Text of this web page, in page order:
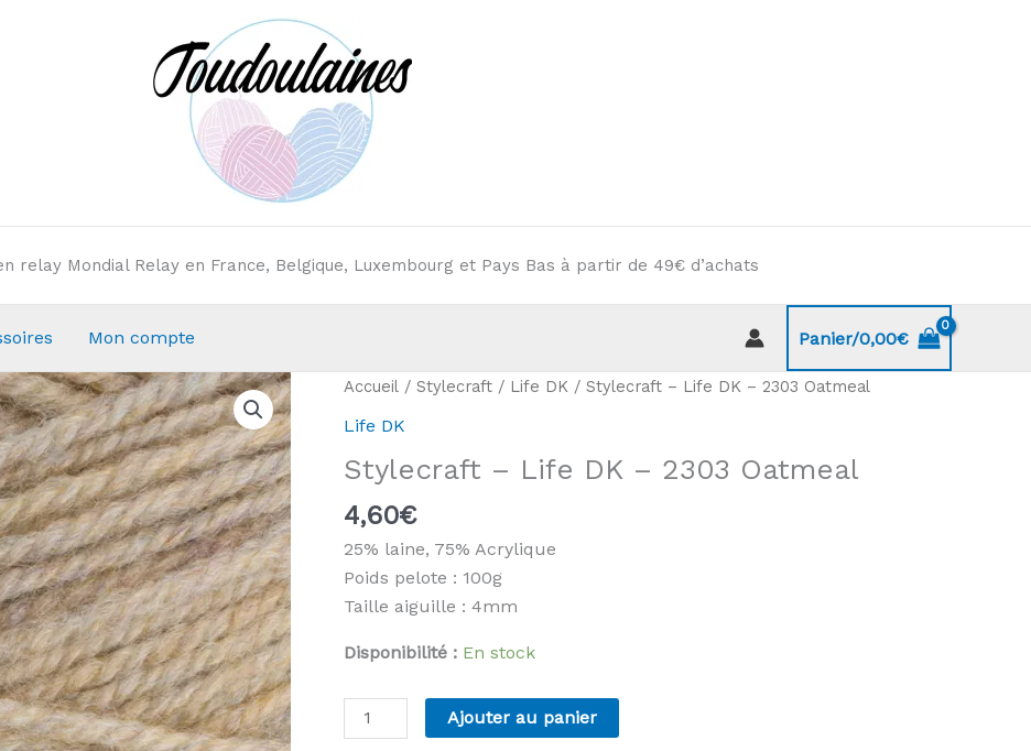
relay Mondial Relay en France, Belgique, Luxembourg et Pays Bas à partir de 49€ d’achats
Mon compte Panier/0,00€
Accueil / Stylecraft / Life DK / Stylecraft – Life DK – 2303 Oatmeal
Life DK
Stylecraft – Life DK – 2303 Oatmeal
4,60€
25% laine, 75% Acrylique
Poids pelote : 100g
Taille aiguille : 4mm
Disponibilité : En stock
quantité
de
Ajouter au panier